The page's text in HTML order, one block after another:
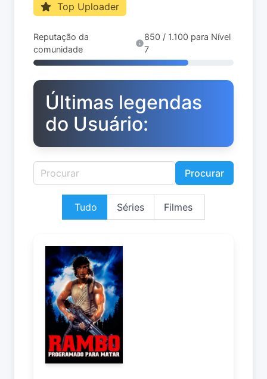
Top Uploader
Reputação da
comunidade
850 / 1.100 para Nível
7
Últimas legendas
do Usuário:
Procurar
Tudo Séries Filmes